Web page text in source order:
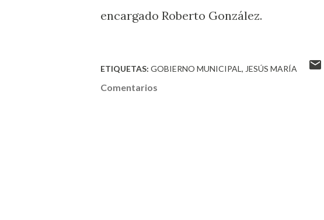
encargado Roberto González.
ETIQUETAS: GOBIERNO MUNICIPAL JESÚS MARÍA
Comentarios